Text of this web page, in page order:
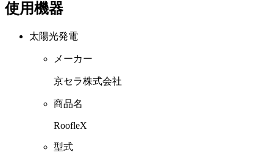
使用機器
太陽光発電
メーカー
京セラ株式会社
商品名
RoofleX
型式